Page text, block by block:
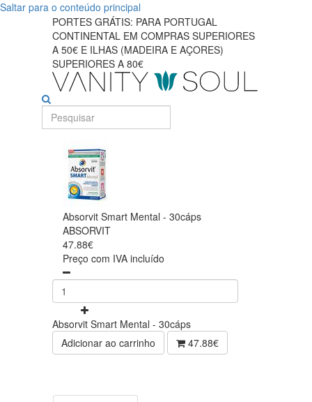
Saltar para o conteúdo principal
PORTES GRÁTIS: PARA PORTUGAL
CONTINENTAL EM COMPRAS SUPERIORES
A 50€ E ILHAS (MADEIRA E AÇORES)
SUPERIORES A 80€
Absorvit Smart Mental - 30cáps
ABSORVIT
47.88€
Preço com IVA incluído
Absorvit Smart Mental - 30cáps
Adicionar ao carrinho
47.88€